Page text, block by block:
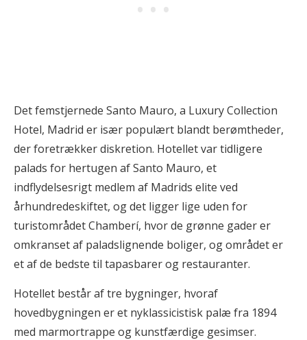
Det femstjernede Santo Mauro, a Luxury Collection
Hotel, Madrid er især populært blandt berømtheder,
der foretrækker diskretion. Hotellet var tidligere
palads for hertugen af Santo Mauro, et
indflydelsesrigt medlem af Madrids elite ved
århundredeskiftet, og det ligger lige uden for
turistområdet Chamberí, hvor de grønne gader er
omkranset af paladslignende boliger, og området er
et af de bedste til tapasbarer og restauranter.
Hotellet består af tre bygninger, hvoraf
hovedbygningen er et nyklassicistisk palæ fra 1894
med marmortrappe og kunstfærdige gesimser.